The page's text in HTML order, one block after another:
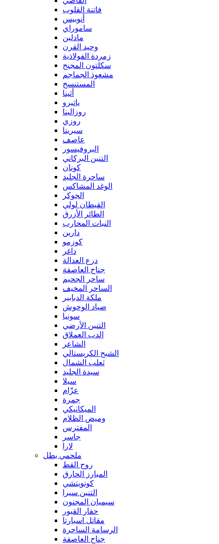
فاتنة القلوب
أنوبيس
ساموراي
مادلين
وحيد القرن
زمردة الفولاذية
سكلتون المجنح
مشعوذ الجماجم
المستنسخ
أثينا
ياتيرو
روزالينا
روزي
سيرينا
عاصف
البروفيسور
التنين البركاني
كونان
ساحرة الجليد
الوغد المشاكس
الجوكر
القبطان لولي
الطائر الأزرق
النبات المحارب
دارين
كوزمو
داغر
درع العدالة
جناح العاصفة
ساحر الجحيم
الساحر المخيف
ملكة الدبابير
صياد الوحوش
سونيا
التنين الأرضي
الدب العملاق
الشاعر
الشبح الكريستالي
ثعلب الشمال
سيدة الجليد
سيلا
عزّام
جمرة
الميكانيكي
وميض الظلام
المفترس
جاسر
لارا
ملحمي بطل
روح القط
المبارز الحارق
كونويتشي
التنين سيرا
سيميان المجنون
حفار القبور
مقاتل اسبارتا
الرسامة الساحرة
جناح العاصفة